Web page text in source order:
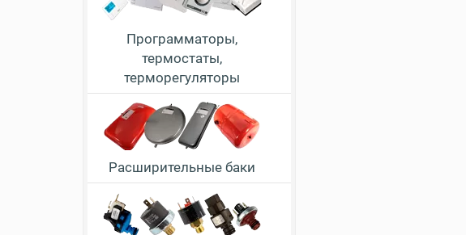
Программаторы,
термостаты,
терморегуляторы
Расширительные баки